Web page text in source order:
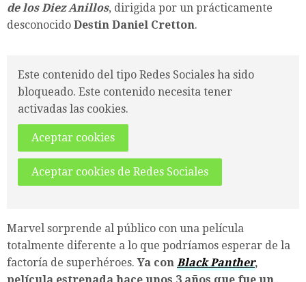
de los Diez Anillos, dirigida por un prácticamente
desconocido Destin Daniel Cretton.
Este contenido del tipo Redes Sociales ha sido
bloqueado. Este contenido necesita tener
activadas las cookies.
Aceptar cookies
Aceptar cookies de Redes Sociales
Marvel sorprende al público con una película
totalmente diferente a lo que podríamos esperar de la
factoría de superhéroes.Ya con Black Panther,